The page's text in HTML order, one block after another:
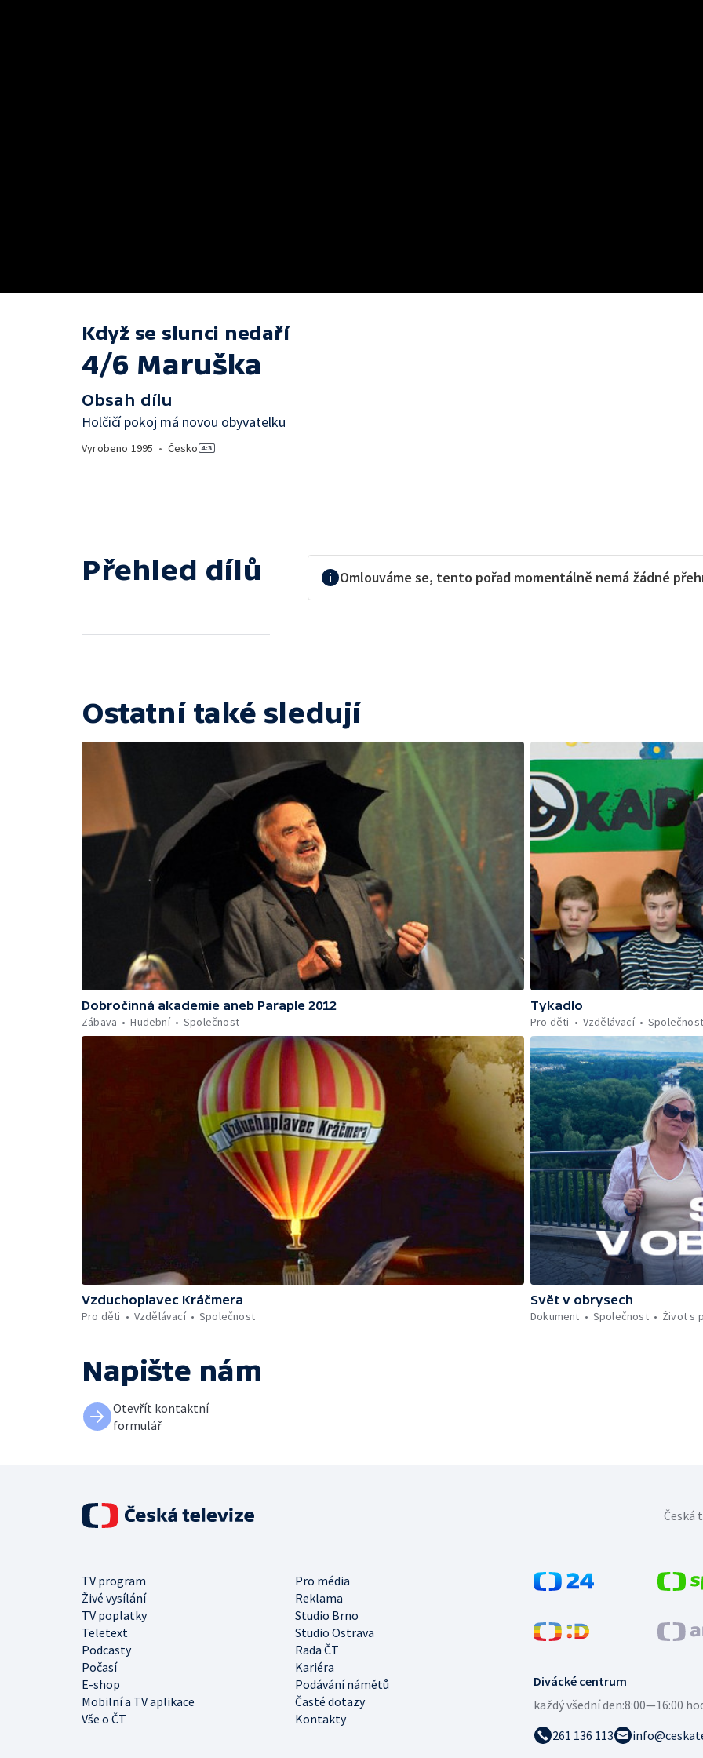
Když se slunci nedaří
4/6 Maruška
Obsah dílu
Holčičí pokoj má novou obyvatelku
Vyrobeno 1995 • Česko
Přehled dílů Omlouváme se, tento pořad momentálně nemá žádné
Ostatní také sledují
Dobročinná akademie aneb Paraple 2012
Zábava
Hudební Společnost
Tykadlo
Pro děti
Vzdělávací
Vzduchoplavec Kráčmera
Pro děti
Vzdělávací Společnost
Svět v obrysech
Dokument
Společnost Život s
Napište nám
Otevřít kontaktní
formulář
Divácké centrum
každý všední den:8:00—16:00
261 136 113
TV program
Pro média
Živé vysílání
Reklama
TV poplatky
Studio Brno
Teletext
Studio Ostrava
Podcasty
Rada ČT
Počasí
Kariéra
E-shop
Podávání námětů
Mobilní a TV aplikace
Časté dotazy
Vše o ČT
Kontakty
Česká